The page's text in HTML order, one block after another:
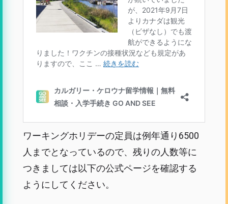
ワーキングホリデーの定員は例年通り6500
人までとなっているので、残りの人数等に
つきましては以下の公式ページを確認する
ようにしてください。